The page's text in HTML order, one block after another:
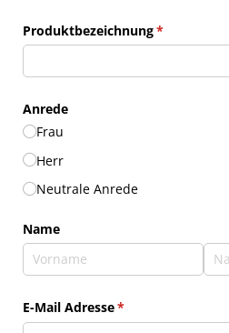
Produktbezeichnung*
(erforderlich)
Anrede
Frau
Herr
Neutrale Anrede
Name
E-Mail Adresse*
(erforderlich)